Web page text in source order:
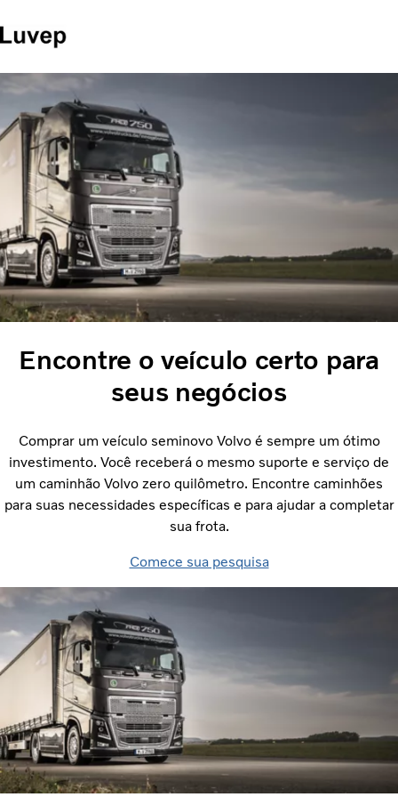
Site de mercado
Caminhões
Serviços
Veículos seminovos
Notícias
QUEM SOMOS
Concessionárias
ÔNIBUS
FINANCIAMENTO E CONSORCIO
Encontre o veículo certo para
seus negócios
Comprar um veículo seminovo Volvo é sempre um ótimo
investimento. Você receberá o mesmo suporte e serviço de
um caminhão Volvo zero quilômetro. Encontre caminhões
para suas necessidades específicas e para ajudar a completar
sua frota.
Comece sua pesquisa